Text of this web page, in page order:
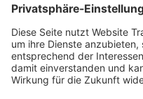
Instagram
Youtube